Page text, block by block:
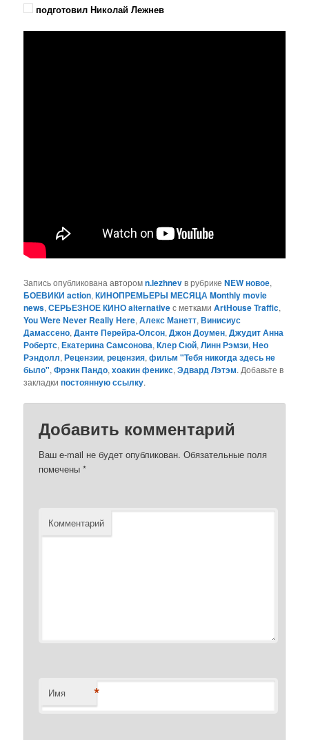
подготовил Николай Лежнев
Запись опубликована авторомn.lezhnevв рубрикеNEW новое,
БОЕВИКИ action,КИНОПРЕМЬЕРЫ МЕСЯЦА Monthly movie
news,СЕРЬЕЗНОЕ КИНО alternativeс меткамиArtHouse Traffic,
You Were Never Really Here,Алекс Манетт,Винисиус
Дамассено,Данте Перейра-Олсон,Джон Доумен,Джудит Анна
Робертс,Екатерина Самсонова,Клер Сюй,Линн Рэмзи,Нео
Рэндолл,Рецензии,рецензия,фильм "Тебя никогда здесь не
было",Фрэнк Пандо,хоакин феникс,Эдвард Лэтэм. Добавьте в
закладкипостоянную ссылку.
Добавить комментарий
Ваш e-mail не будет опубликован. Обязательные поля
помечены*
Комментарий
Имя *